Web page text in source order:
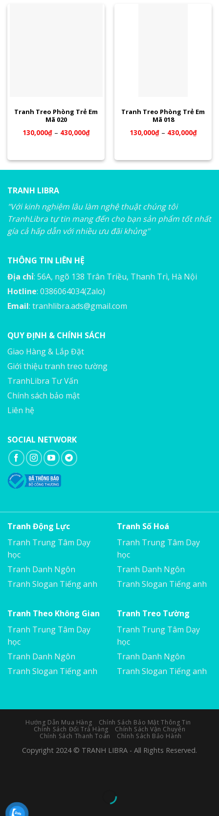
Tranh Treo Phòng Trẻ Em
Mã 020
130,000₫– 430,000₫
Tranh Treo Phòng Trẻ Em
Mã 018
130,000₫– 430,000₫
TRANH LIBRA
"Với kinh nghiệm lâu làm nghệ thuật chúng tôi
TranhLibra tự tin mang đến cho bạn sản phẩm tốt nhất
gía cả hấp dẫn với nhiều ưu đãi khủng"
THÔNG TIN LIÊN HỆ
Địa chỉ: 56A, ngõ 138 Trân Triều, Thanh Trì, Hà Nội
Hotline: 0386064034(Zalo)
Email: tranhlibra.ads@gmail.com
QUY ĐỊNH & CHÍNH SÁCH
Giao Hàng & Lắp Đặt
Giới thiệu tranh treo tường
TranhLibra Tư Vấn
Chính sách bảo mật
Liên hệ
SOCIAL NETWORK
Tranh Động Lực
Tranh Trung Tâm Dạy
học
Tranh Danh Ngôn
Tranh Slogan Tiếng anh
Tranh Số Hoá
Tranh Trung Tâm Dạy
học
Tranh Danh Ngôn
Tranh Slogan Tiếng anh
Tranh Theo Không Gian
Tranh Trung Tâm Dạy
học
Tranh Danh Ngôn
Tranh Slogan Tiếng anh
Tranh Treo Tường
Tranh Trung Tâm Dạy
học
Tranh Danh Ngôn
Tranh Slogan Tiếng anh
Hướng Dẫn Mua Hàng
Chính Sách Bảo Mật Thông Tin
Chính Sách Đổi Trả Hàng
Chính Sách Vận Chuyển
Chính Sách Thanh Toán
Chính Sách Bảo Hành
Copyright 2024 © TRANH LIBRA - All Rights Reserved.